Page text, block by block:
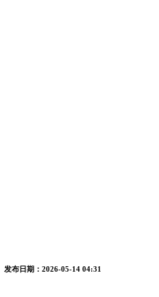
发布日期：2026-05-14 04:31